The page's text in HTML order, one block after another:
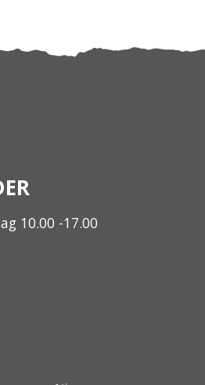
10.00 -17.00